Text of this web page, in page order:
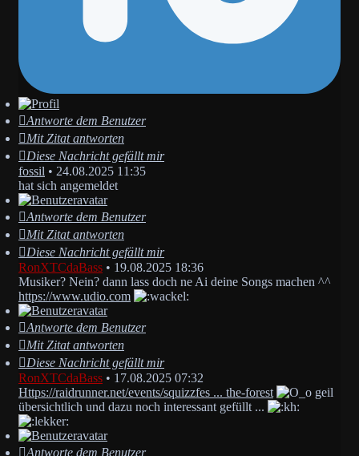
Antworte dem Benutzer
Mit Zitat antworten
Diese Nachricht gefällt mir
fossil • 24.08.2025 11:35
hat sich angemeldet
Antworte dem Benutzer
Mit Zitat antworten
Diese Nachricht gefällt mir
RonXTCdaBass • 19.08.2025 18:36
Musiker? Nein? dann lass doch ne Ai deine Songs machen ^^
https://www.udio.com
Antworte dem Benutzer
Mit Zitat antworten
Diese Nachricht gefällt mir
RonXTCdaBass • 17.08.2025 07:32
Https://raidrunner.net/events/squizzfes ... the-forest
geil
übersichtlich und dazu noch interessant gefüllt ...
Antworte dem Benutzer